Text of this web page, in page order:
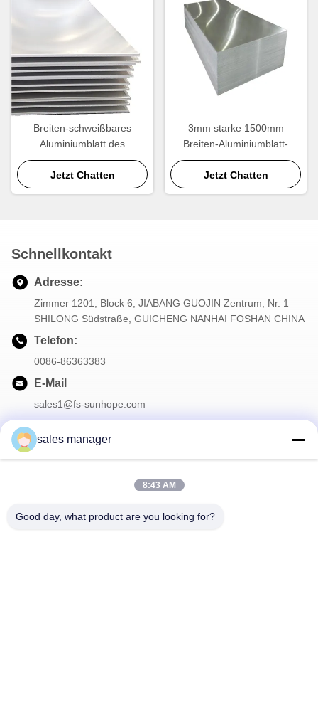
Breiten-schweißbares
Aluminiumblatt des
Rechteck-1050mm für
Automobil-Behälter
Jetzt Chatten
3mm starke 1500mm
Breiten-Aluminiumblatt-
Hitzebeständigkeit
Jetzt Chatten
Schnellkontakt
Adresse:
Zimmer 1201, Block 6, JIABANG GUOJIN Zentrum, Nr. 1
SHILONG Südstraße, GUICHENG NANHAI FOSHAN CHINA
Telefon:
0086-86363383
E-Mail
sales1@fs-sunhope.com
sales manager
8:43 AM
Good day, what product are you looking for?